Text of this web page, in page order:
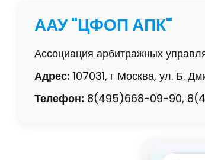
ААУ "ЦФОП АПК"
Ассоциация арбитражных
Адрес: 107031, г Москва, ул. Б.
Телефон: 8(495)668-09-90,